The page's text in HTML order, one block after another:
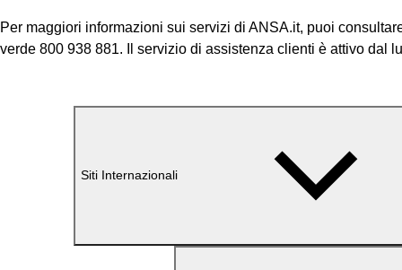
Per maggiori informazioni sui servizi di ANSA.it, puoi
verde 800 938 881. Il servizio di assistenza clienti è attivo dal
Siti Internazionali